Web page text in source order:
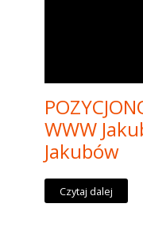
WWW
Jakubów
Czytaj dalej